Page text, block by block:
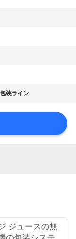
装ライン
ジュースの無